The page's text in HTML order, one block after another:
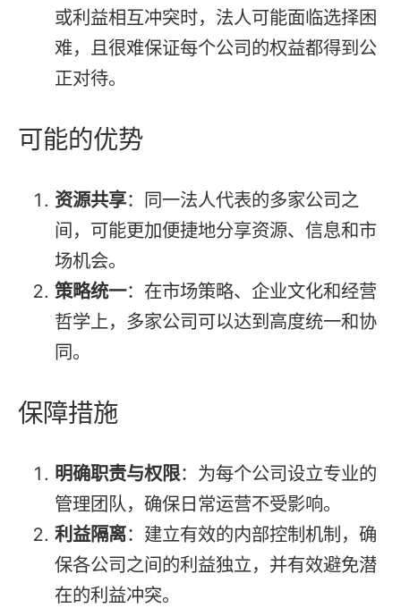
或利益相互冲突时，法人可能面临选择困
难，且很难保证每个公司的权益都得到公
正对待。
可能的优势
资源共享：同一法人代表的多家公司之
间，可能更加便捷地分享资源、信息和市
场机会。
策略统一：在市场策略、企业文化和经营
哲学上，多家公司可以达到高度统一和协
同。
保障措施
明确职责与权限：为每个公司设立专业的
管理团队，确保日常运营不受影响。
利益隔离：建立有效的内部控制机制，确
保各公司之间的利益独立，并有效避免潜
在的利益冲突。